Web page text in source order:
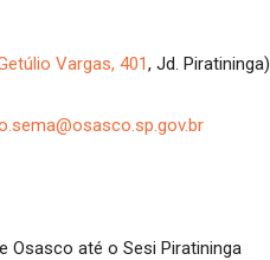
Vargas, 401, Jd. Piratininga)
Osasco até o Sesi Piratininga